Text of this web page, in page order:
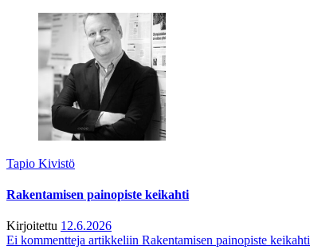
Tapio Kivistö
Rakentamisen painopiste keikahti
Kirjoitettu 12.6.2026
Ei kommentteja artikkeliin Rakentamisen painopiste keikahti